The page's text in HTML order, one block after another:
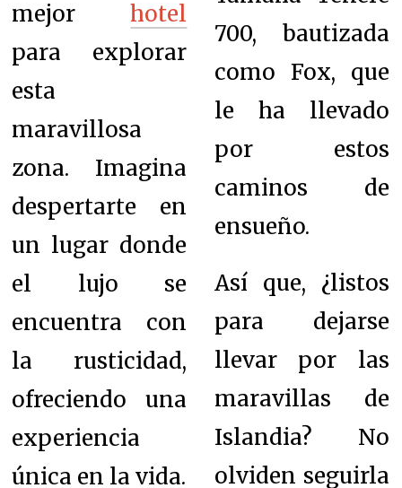
mejorhotel
para explorar
esta
maravillosa
zona. Imagina
despertarte en
un lugar donde
el lujo se
encuentra con
la rusticidad,
ofreciendo una
experiencia
única en la vida.
700, bautizada
como Fox, que
le ha llevado
por estos
caminos de
ensueño.
Así que, ¿listos
para dejarse
llevar por las
maravillas de
Islandia? No
olviden seguirla